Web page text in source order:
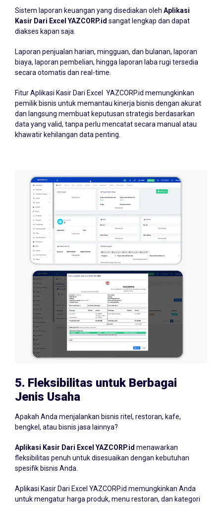
Sistem laporan keuangan yang disediakan oleh Aplikasi
Kasir Dari Excel YAZCORP.id sangat lengkap dan dapat
diakses kapan saja.
Laporan penjualan harian, mingguan, dan bulanan, laporan
biaya, laporan pembelian, hingga laporan laba rugi tersedia
secara otomatis dan real-time.
Fitur Aplikasi Kasir Dari Excel YAZCORP.id memungkinkan
pemilik bisnis untuk memantau kinerja bisnis dengan akurat
dan langsung membuat keputusan strategis berdasarkan
data yang valid, tanpa perlu mencatat secara manual atau
khawatir kehilangan data penting.
5. Fleksibilitas untuk Berbagai
Jenis Usaha
Apakah Anda menjalankan bisnis ritel, restoran, kafe,
bengkel, atau bisnis jasa lainnya?
Aplikasi Kasir Dari Excel YAZCORP.id menawarkan
fleksibilitas penuh untuk disesuaikan dengan kebutuhan
spesifik bisnis Anda.
Aplikasi Kasir Dari Excel YAZCORP.id memungkinkan Anda
untuk mengatur harga produk, menu restoran, dan kategori